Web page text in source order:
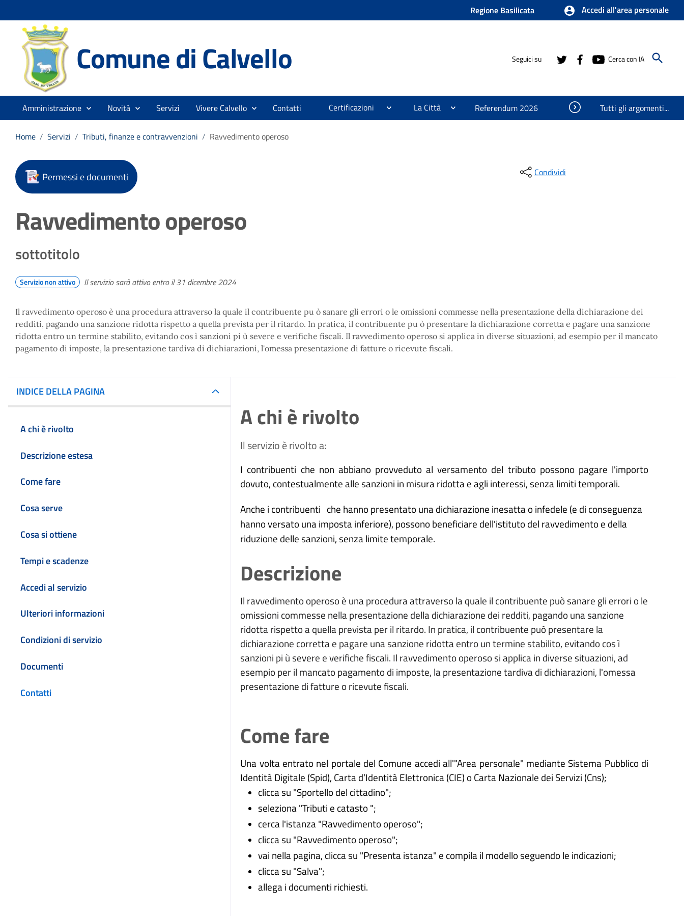
Regione Basilicata Accedi all'area personale
Comune di Calvello Seguici su Cerca con IA
Amministrazione Novità Servizi Vivere Calvello Contatti Certificazioni La Città Referendum 2026 Visualizza oggetti nascosti
Tutti gli argomenti...
Home / Servizi / Tributi, finanze e contravvenzioni / Ravvedimento operoso
Permessi e documenti Condividi
Ravvedimento operoso
sottotitolo
Servizio non attivo Il servizio sarà attivo entro il 31 dicembre 2024
Il ravvedimento operoso è una procedura attraverso la quale il contribuente pu ò sanare gli errori o le omissioni commesse nella presentazione della dichiarazione dei
redditi, pagando una sanzione ridotta rispetto a quella prevista per il ritardo. In pratica, il contribuente pu ò presentare la dichiarazione corretta e pagare una sanzione
ridotta entro un termine stabilito, evitando cos ì sanzioni pi ù severe e verifiche fiscali. Il ravvedimento operoso si applica in diverse situazioni, ad esempio per il mancato
pagamento di imposte, la presentazione tardiva di dichiarazioni, l'omessa presentazione di fatture o ricevute fiscali.
INDICE DELLA PAGINA
A chi è rivolto
Descrizione estesa
Come fare
Cosa serve
Cosa si ottiene
Tempi e scadenze
Accedi al servizio
Ulteriori informazioni
Condizioni di servizio
Documenti
Contatti
A chi è rivolto
Il servizio è rivolto a:
I contribuenti che non abbiano provveduto al versamento del tributo possono pagare l'importo
dovuto, contestualmente alle sanzioni in misura ridotta e agli interessi, senza limiti temporali.
Anche i contribuenti che hanno presentato una dichiarazione inesatta o infedele (e di conseguenza
hanno versato una imposta inferiore), possono beneficiare dell'istituto del ravvedimento e della
riduzione delle sanzioni, senza limite temporale.
Descrizione
Il ravvedimento operoso è una procedura attraverso la quale il contribuente può sanare gli errori o le
omissioni commesse nella presentazione della dichiarazione dei redditi, pagando una sanzione
ridotta rispetto a quella prevista per il ritardo. In pratica, il contribuente può presentare la
dichiarazione corretta e pagare una sanzione ridotta entro un termine stabilito, evitando cos ì
sanzioni pi ù severe e verifiche fiscali. Il ravvedimento operoso si applica in diverse situazioni, ad
esempio per il mancato pagamento di imposte, la presentazione tardiva di dichiarazioni, l'omessa
presentazione di fatture o ricevute fiscali.
Come fare
Una volta entrato nel portale del Comune accedi all'"Area personale" mediante Sistema Pubblico di
Identità Digitale (Spid), Carta d’Identità Elettronica (CIE) o Carta Nazionale dei Servizi (Cns);
clicca su "Sportello del cittadino";
seleziona "Tributi e catasto ";
cerca l'istanza "Ravvedimento operoso";
clicca su "Ravvedimento operoso";
vai nella pagina, clicca su "Presenta istanza" e compila il modello seguendo le indicazioni;
clicca su "Salva";
allega i documenti richiesti.